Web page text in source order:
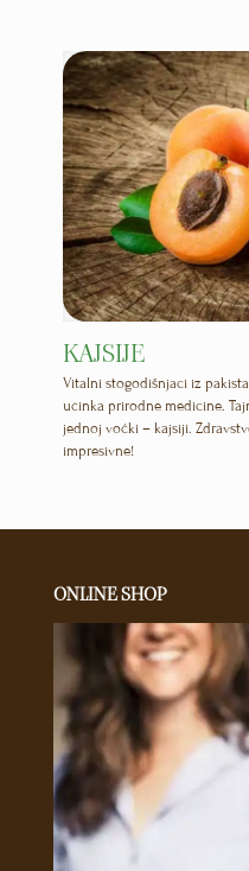
KAJSIJE
Vitalni stogodišnjaci iz
učinka prirodne medicine.
jednoj voćki – kajsiji.
impresivne!
ONLINE SHOP